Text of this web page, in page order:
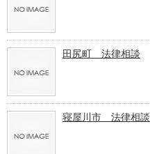
田尻町 法律相談
寝屋川市 法律相談